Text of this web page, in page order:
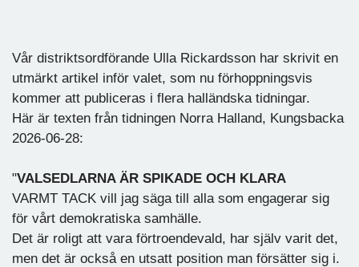
Vår distriktsordförande Ulla Rickardsson har skrivit en
utmärkt artikel inför valet, som nu förhoppningsvis
kommer att publiceras i flera halländska tidningar.
Här är texten från tidningen Norra Halland, Kungsbacka
2026-06-28:
"VALSEDLARNA ÄR SPIKADE OCH KLARA
VARMT TACK vill jag säga till alla som engagerar sig
för vårt demokratiska samhälle.
Det är roligt att vara förtroendevald, har själv varit det,
men det är också en utsatt position man försätter sig i.